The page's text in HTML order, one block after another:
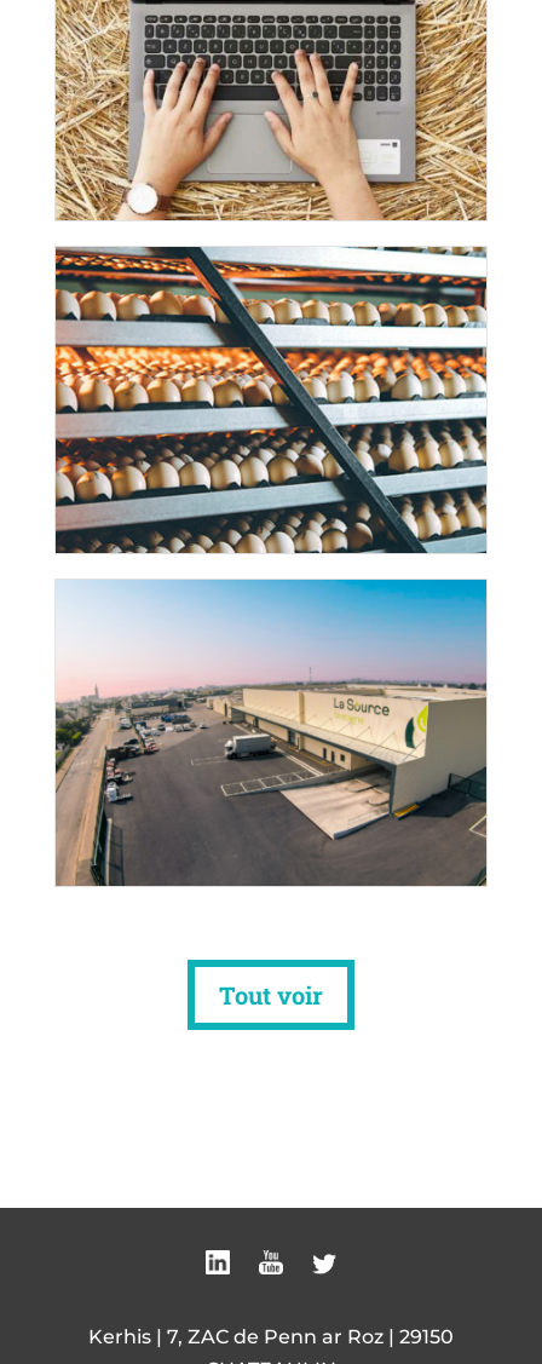
Logiciel agricole : Pourquoi la
connaissance métier est aussi importante
que la technologie
Pourquoi la planification est au cœur de la
performance de la filière volaille
La Source Bretagne : Une transformation
digitale réussie avec l’ERP Kerhis
Tout voir
Kerhis | 7, ZAC de Penn ar Roz | 29150